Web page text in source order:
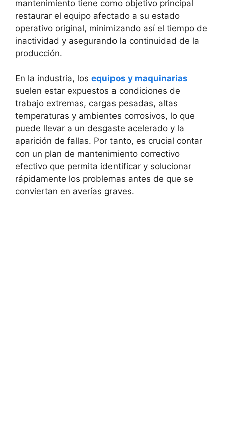
mantenimiento tiene como objetivo principal
restaurar el equipo afectado a su estado
operativo original, minimizando así el tiempo de
inactividad y asegurando la continuidad de la
producción.
En la industria, los equipos y maquinarias
suelen estar expuestos a condiciones de
trabajo extremas, cargas pesadas, altas
temperaturas y ambientes corrosivos, lo que
puede llevar a un desgaste acelerado y la
aparición de fallas. Por tanto, es crucial contar
con un plan de mantenimiento correctivo
efectivo que permita identificar y solucionar
rápidamente los problemas antes de que se
conviertan en averías graves.